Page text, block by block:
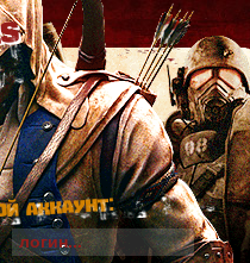
аккаунт: